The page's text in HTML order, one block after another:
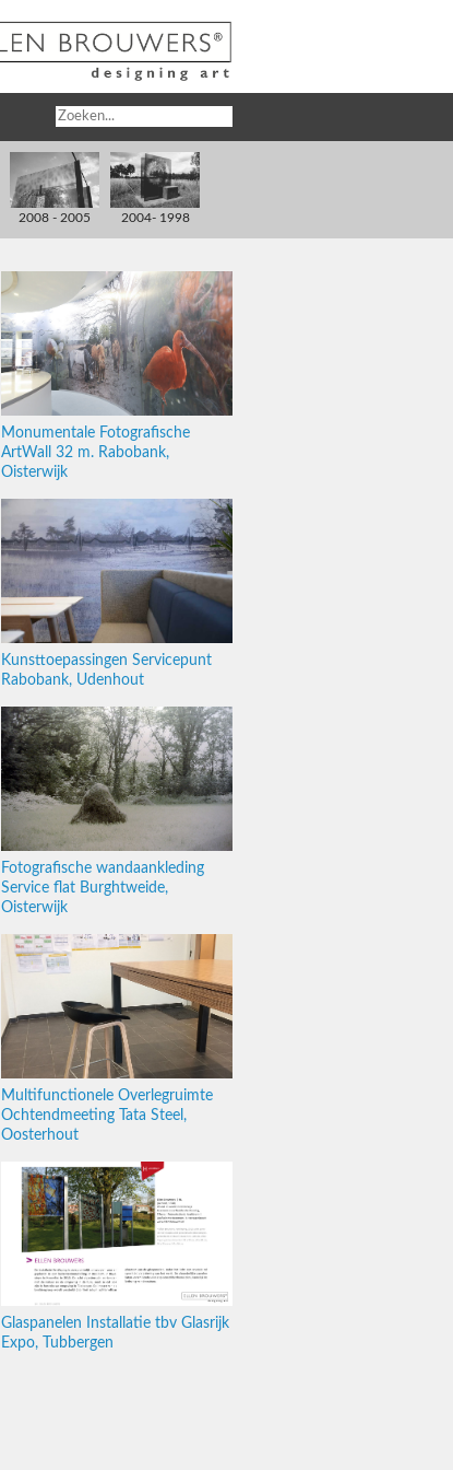
2008 - 2005 2004- 1998
Monumentale Fotografische
ArtWall 32 m. Rabobank,
Oisterwijk
Kunsttoepassingen Servicepunt
Rabobank, Udenhout
Fotografische wandaankleding
Service flat Burghtweide,
Oisterwijk
Multifunctionele Overlegruimte
Ochtendmeeting Tata Steel,
Oosterhout
Glaspanelen Installatie tbv Glasrijk
Expo, Tubbergen